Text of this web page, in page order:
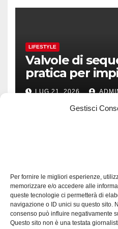
Gestisci
Per fornire le migliori esperienze,
memorizzare e/o accedere alle
queste tecnologie ci permetterà di
navigazione o ID unici su questo sito.
consenso può influire negativamente
Questo sito non è una testata
LIFESTYLE
Valvole di
pratica per
LUG 21, 2026
Software
guida pratica
efficace
LUG 17, 2026